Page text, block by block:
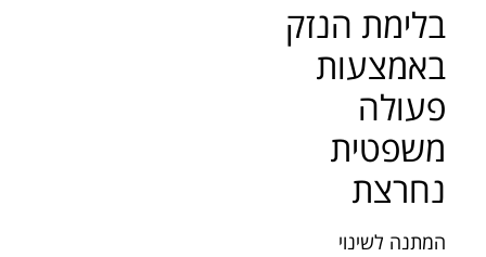
בלימת הנזק
באמצעות
פעולה
משפטית
נחרצת
המתנה לשינוי